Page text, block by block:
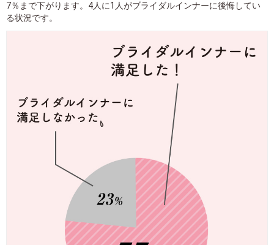
7％まで下がります。4人に1人がブライダルインナーに後悔してい
る状況です。